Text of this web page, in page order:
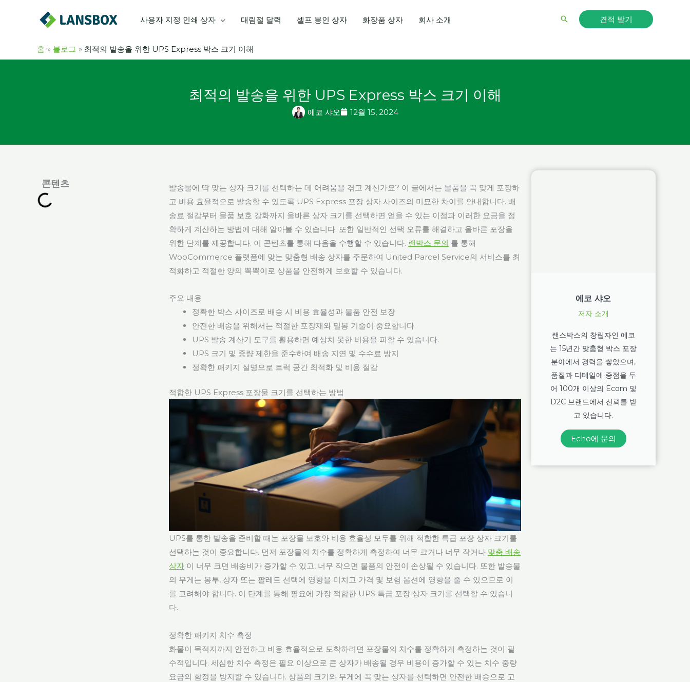
건
사용자 지정 인쇄 상자 대림절 달력 셀프 봉인 상자 화장품 상자 회사 소개
검
견적 받기
홈 블로그 최적의 발송을 위한 UPS Express 박스 크기 이해
최적의 발송을 위한 UPS Express 박스 크기 이해
에코 샤오 12월 15, 2024
콘텐츠
발송물에 딱 맞는 상자 크기를 선택하는 데 어려움을 겪고 계신가요? 이 글에서는 물품을 꼭 맞게 포장하
고 비용 효율적으로 발송할 수 있도록 UPS Express 포장 상자 사이즈의 미묘한 차이를 안내합니다. 배
송료 절감부터 물품 보호 강화까지 올바른 상자 크기를 선택하면 얻을 수 있는 이점과 이러한 요금을 정
확하게 계산하는 방법에 대해 알아볼 수 있습니다. 또한 일반적인 선택 오류를 해결하고 올바른 포장을
위한 단계를 제공합니다. 이 콘텐츠를 통해 다음을 수행할 수 있습니다. 랜박스 문의 를 통해
WooCommerce 플랫폼에 맞는 맞춤형 배송 상자를 주문하여 United Parcel Service의 서비스를 최
적화하고 적절한 양의 뽁뽁이로 상품을 안전하게 보호할 수 있습니다.
주요 내용
정확한 박스 사이즈로 배송 시 비용 효율성과 물품 안전 보장
안전한 배송을 위해서는 적절한 포장재와 밀봉 기술이 중요합니다.
UPS 발송 계산기 도구를 활용하면 예상치 못한 비용을 피할 수 있습니다.
UPS 크기 및 중량 제한을 준수하여 배송 지연 및 수수료 방지
정확한 패키지 설명으로 트럭 공간 최적화 및 비용 절감
적합한 UPS Express 포장물 크기를 선택하는 방법
UPS를 통한 발송을 준비할 때는 포장물 보호와 비용 효율성 모두를 위해 적합한 특급 포장 상자 크기를
선택하는 것이 중요합니다. 먼저 포장물의 치수를 정확하게 측정하여 너무 크거나 너무 작거나 맞춤 배송
상자 이 너무 크면 배송비가 증가할 수 있고, 너무 작으면 물품의 안전이 손상될 수 있습니다. 또한 발송물
의 무게는 봉투, 상자 또는 팔레트 선택에 영향을 미치고 가격 및 보험 옵션에 영향을 줄 수 있으므로 이
를 고려해야 합니다. 이 단계를 통해 필요에 가장 적합한 UPS 특급 포장 상자 크기를 선택할 수 있습니
다.
정확한 패키지 치수 측정
화물이 목적지까지 안전하고 비용 효율적으로 도착하려면 포장물의 치수를 정확하게 측정하는 것이 필
수적입니다. 세심한 치수 측정은 필요 이상으로 큰 상자가 배송될 경우 비용이 증가할 수 있는 치수 중량
요금의 함정을 방지할 수 있습니다. 상품의 크기와 무게에 꼭 맞는 상자를 선택하면 안전한 배송으로 고
에코 샤오
저자 소개
랜스박스의 창립자인 에코
는 15년간 맞춤형 박스 포장
분야에서 경력을 쌓았으며,
품질과 디테일에 중점을 두
어 100개 이상의 Ecom 및
D2C 브랜드에서 신뢰를 받
고 있습니다.
Echo에 문의